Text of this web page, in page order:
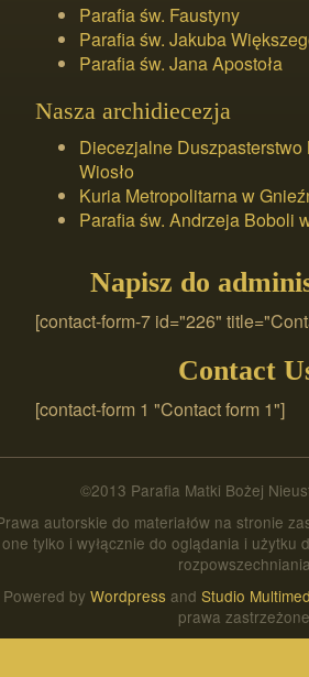
Parafia św. Faustyny
Parafia św. Jakuba
Parafia św. Jana Apostoła
Nasza archidiecezja
Diecezjalne Duszpasterstwo
Wiosło
Kuria Metropolitarna w
Parafia św. Andrzeja Boboli
Napisz do
[contact-form-7 id="226"
Contact
[contact-form 1 "Contact form 1"]
©2013 Parafia Matki Bożej
autorskie do materiałów na stronie
one tylko i wyłącznie do oglądania i użytku
Powered by Wordpress and Studio
prawa